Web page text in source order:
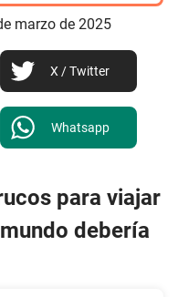
marzo de 2025
X / Twitter
Whatsapp
para viajar
debería